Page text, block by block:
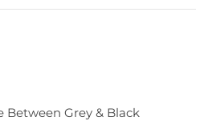
Between Grey & Black